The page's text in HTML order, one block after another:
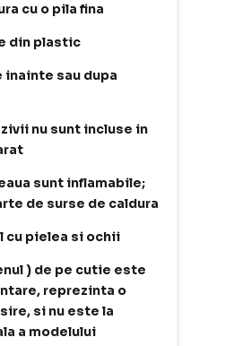
cu o pila fina
din plastic
sau dupa
nu sunt incluse in
sunt inflamabile;
de surse de caldura
pielea si ochii
) de pe cutie este
reprezinta o
si nu este la
a modelului